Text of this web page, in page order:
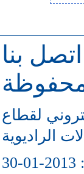
اتصل بنا
لقطاع
الراديوية
: 2013-01-30